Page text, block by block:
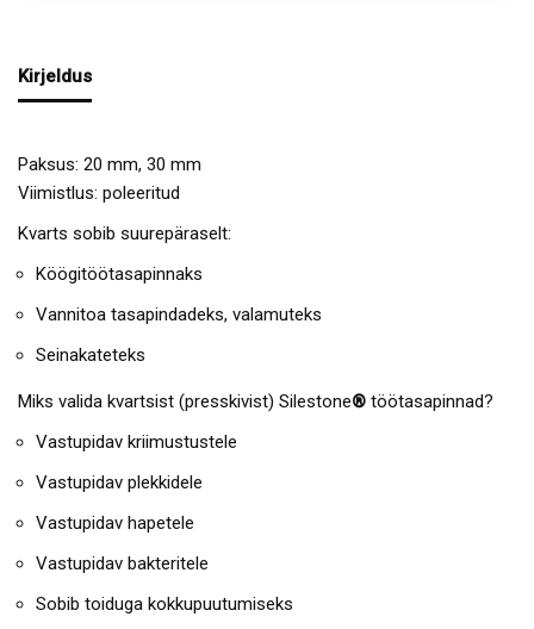
Kirjeldus
Paksus: 20 mm, 30 mm
Viimistlus: poleeritud
Kvarts sobib suurepäraselt:
Köögitöötasapinnaks
Vannitoa tasapindadeks, valamuteks
Seinakateteks
Miks valida kvartsist (presskivist) Silestone® töötasapinnad?
Vastupidav kriimustustele
Vastupidav plekkidele
Vastupidav hapetele
Vastupidav bakteritele
Sobib toiduga kokkupuutumiseks